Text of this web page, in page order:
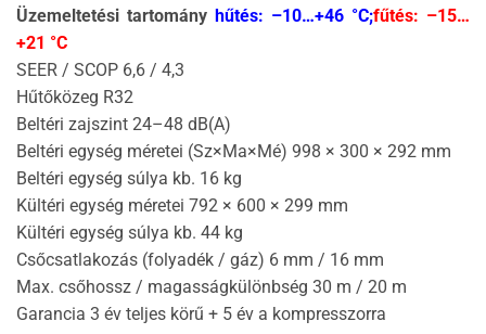
Üzemeltetési tartomány hűtés: –10…+46 °C;fűtés: –15…
+21 °C
SEER / SCOP 6,6 / 4,3
Hűtőközeg R32
Beltéri zajszint 24–48 dB(A)
Beltéri egység méretei (Sz×Ma×Mé) 998 × 300 × 292 mm
Beltéri egység súlya kb. 16 kg
Kültéri egység méretei 792 × 600 × 299 mm
Kültéri egység súlya kb. 44 kg
Csőcsatlakozás (folyadék / gáz) 6 mm / 16 mm
Max. csőhossz / magasságkülönbség 30 m / 20 m
Garancia 3 év teljes körű + 5 év a kompresszorra